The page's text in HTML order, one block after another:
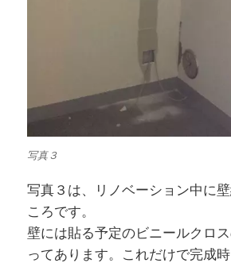
写真３
写真３は、リノベーション中に
ころです。
壁には貼る予定のビニールクロ
ってあります。これだけで完成